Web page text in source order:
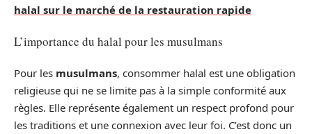
halal sur le marché de la restauration rapide
L’importance du halal pour les musulmans
Pour les musulmans, consommer halal est une obligation
religieuse qui ne se limite pas à la simple conformité aux
règles. Elle représente également un respect profond pour
les traditions et une connexion avec leur foi. C’est donc un